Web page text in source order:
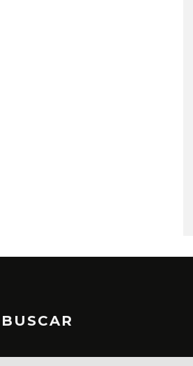
BUSCAR